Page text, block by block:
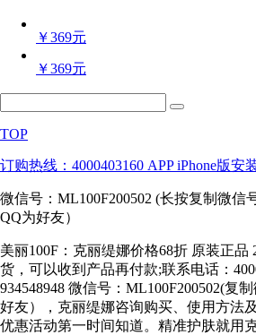
￥369元
￥369元
TOP
订购热线：4000403160 APP iPhone版安
微信号：ML100F200502 (长按复制微信
QQ为好友）
美丽100F：克丽缇娜价格68折 原装正品
货，可以收到产品再付款;联系电话：
934548948 微信号：ML100F200502(复
好友），克丽缇娜咨询购买、使用方法
优惠活动第一时间知道。精准护肤就用